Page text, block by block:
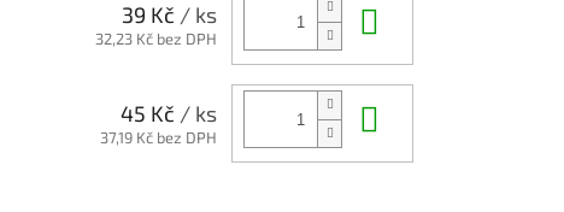
39 Kč / ks
32,23 Kč bez DPH
45 Kč / ks
37,19 Kč bez DPH